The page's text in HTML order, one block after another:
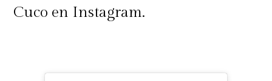
Cuco en Instagram.